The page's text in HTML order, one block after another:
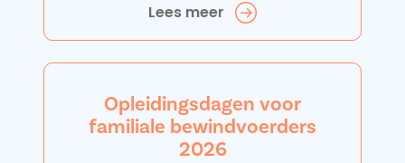
Lees meer
Opleidingsdagen voor
familiale bewindvoerders
2026